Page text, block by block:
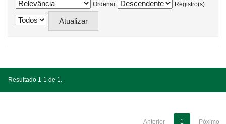
Ordenar
Registro(s)
Resultado 1-1 de 1.
Anterior 1 Póximo